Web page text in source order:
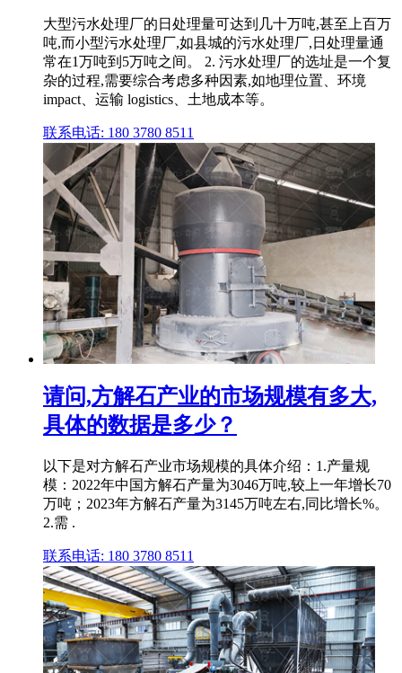
大型污水处理厂的日处理量可达到几十万吨,甚至上百万
吨,而小型污水处理厂,如县城的污水处理厂,日处理量通
常在1万吨到5万吨之间。 2. 污水处理厂的选址是一个复
杂的过程,需要综合考虑多种因素,如地理位置、环境
impact、运输 logistics、土地成本等。
联系电话: 180 3780 8511
请问,方解石产业的市场规模有多大,
具体的数据是多少？
以下是对方解石产业市场规模的具体介绍：1.产量规
模：2022年中国方解石产量为3046万吨,较上一年增长70
万吨；2023年方解石产量为3145万吨左右,同比增长%。
2.需 .
联系电话: 180 3780 8511